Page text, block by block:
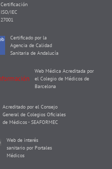
Certificación
ISO/IEC
27001
Certificado por la
Agencia de Calidad
Sanitaria de Andalucía
Web Médica Acreditada por
el Colegio de Médicos de
Barcelona
Acreditado por el Consejo
General de Colegios Oficiales
de Médicos - SEAFORMEC
Web de interés
sanitario por Portales
Médicos